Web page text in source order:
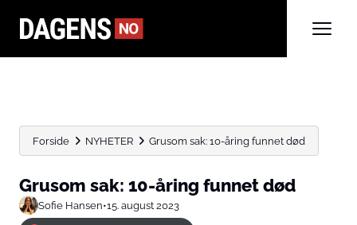
Forside NYHETER Grusom sak: 10-åring funnet død
Grusom sak: 10-åring funnet død
Sofie Hansen•15. august 2023